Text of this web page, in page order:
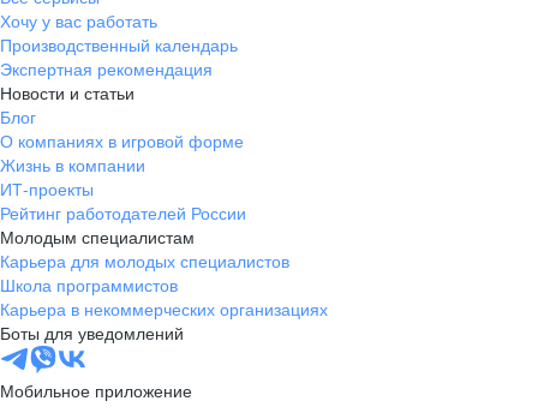
Хочу у вас работать
Производственный календарь
Экспертная рекомендация
Новости и статьи
Блог
О компаниях в игровой форме
Жизнь в компании
ИТ-проекты
Рейтинг работодателей России
Молодым специалистам
Карьера для молодых специалистов
Школа программистов
Карьера в некоммерческих организациях
Боты для уведомлений
Мобильное приложение